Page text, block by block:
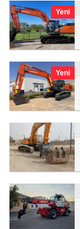
Yeni
Yeni